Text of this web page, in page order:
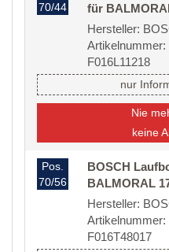
70/44
für
Hersteller:
Artikelnummer:
F016L11218
nur
Nie
keine
Pos.
70/56
BOSCH
BALMORAL
Hersteller:
Artikelnummer:
F016T48017